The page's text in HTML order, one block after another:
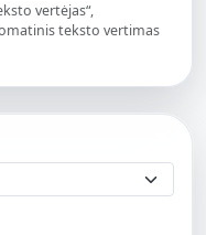
vertėjas“,
teksto vertimas